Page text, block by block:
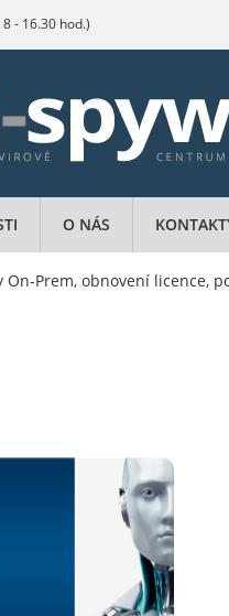
8 - 16.30 hod.)
O NÁS
On-Prem, obnovení licence,